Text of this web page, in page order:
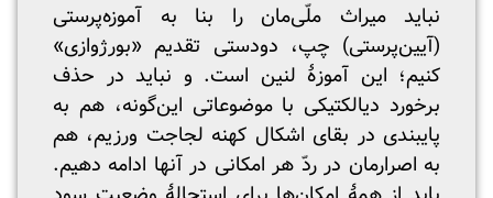
نباید میراث ملّی‌مان را بنا به آموزه‌پرستی
(آیین‌پرستی) چپ، دودستی تقدیم «بورژوازی»
کنیم؛ این آموزهٔ لنین است. و نباید در حذف
برخورد دیالکتیکی با موضوعاتی این‌گونه، هم به
پایبندی در بقای اشکال کهنه لجاجت ورزیم، هم
به اصرارمان در ردّ هر امکانی در آنها ادامه دهیم.